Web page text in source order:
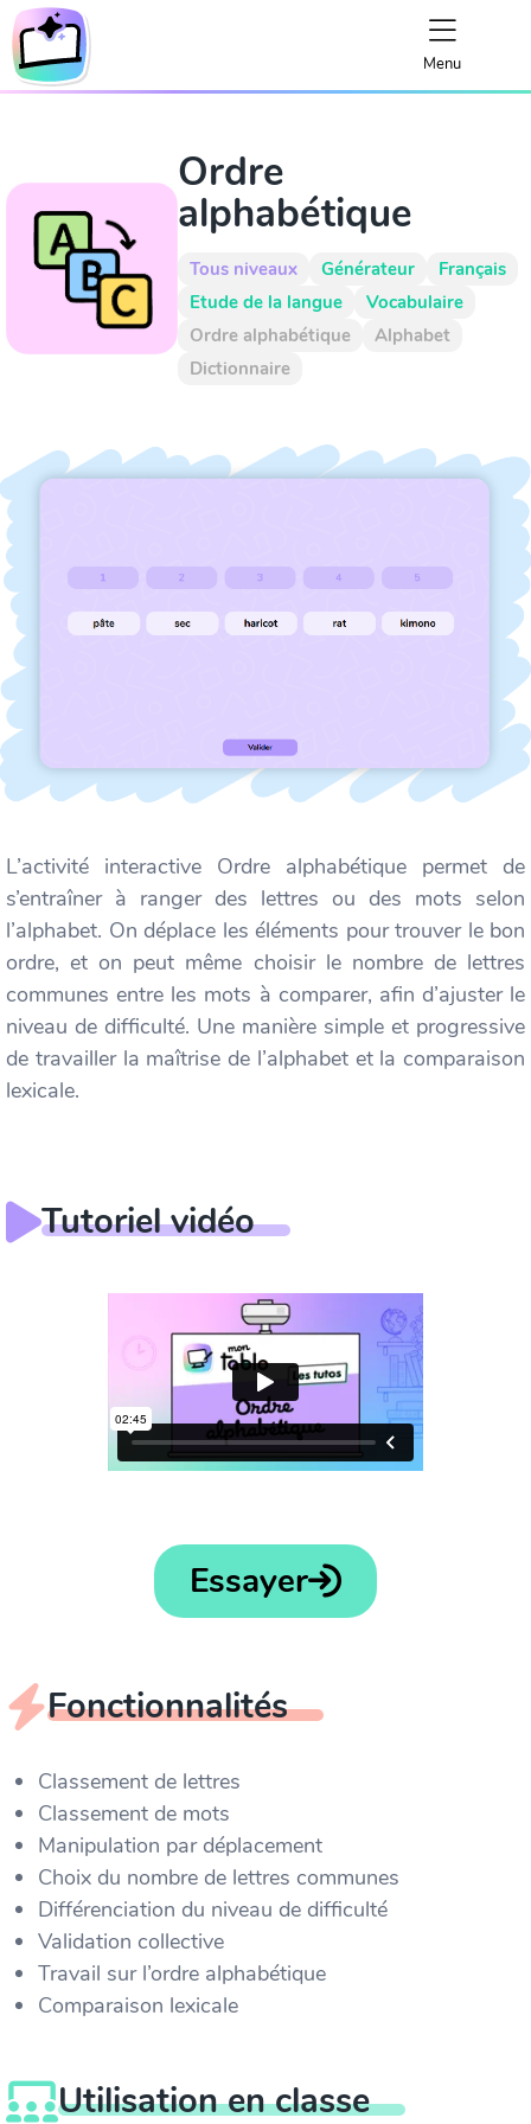
Menu
Ordre
alphabétique
Tous niveaux Générateur
Français
Etude de la langue
Vocabulaire
Ordre alphabétique
Alphabet
Dictionnaire
L’activité interactive Ordre alphabétique permet de
s’entraîner à ranger des lettres ou des mots selon
l’alphabet. On déplace les éléments pour trouver le bon
ordre, et on peut même choisir le nombre de lettres
communes entre les mots à comparer, afin d’ajuster le
niveau de difficulté. Une manière simple et progressive
de travailler la maîtrise de l’alphabet et la comparaison
lexicale.
Tutoriel vidéo
Essayer
Fonctionnalités
Classement de lettres
Classement de mots
Manipulation par déplacement
Choix du nombre de lettres communes
Différenciation du niveau de difficulté
Validation collective
Travail sur l’ordre alphabétique
Comparaison lexicale
Utilisation en classe